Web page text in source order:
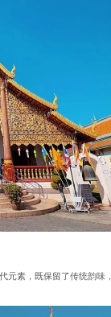
元素，既保留了传统韵味